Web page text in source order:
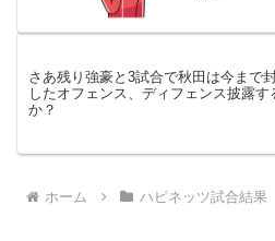
さあ残り強豪と3試合で秋田は今まで
したオフェンス、ディフェンス披露す
か？
ホーム ハピネッツ試合結果